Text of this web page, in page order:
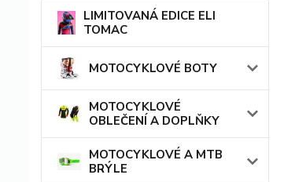
LIMITOVANÁ EDICE ELI
TOMAC
MOTOCYKLOVÉ BOTY
MOTOCYKLOVÉ
OBLEČENÍ A DOPLŇKY
MOTOCYKLOVÉ A MTB
BRÝLE